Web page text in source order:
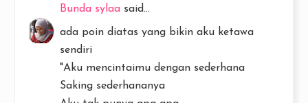
Bunda sylaa said...
ada poin diatas yang bikin aku ketawa
sendiri
"Aku mencintaimu dengan sederhana
Saking sederhananya